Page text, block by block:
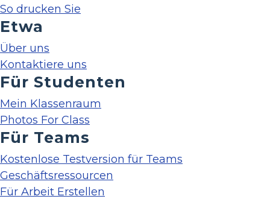
So drucken Sie
Etwa
Über uns
Kontaktiere uns
Für Studenten
Mein Klassenraum
Photos For Class
Für Teams
Kostenlose Testversion für Teams
Geschäftsressourcen
Für Arbeit Erstellen